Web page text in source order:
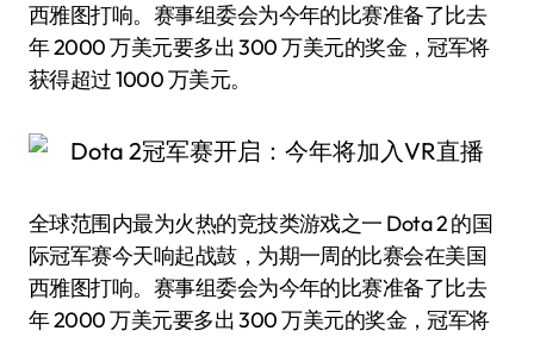
西雅图打响。赛事组委会为今年的比赛准备了比去
年 2000 万美元要多出 300 万美元的奖金，冠军将
获得超过 1000 万美元。
全球范围内最为火热的竞技类游戏之一 Dota 2 的国
际冠军赛今天响起战鼓，为期一周的比赛会在美国
西雅图打响。赛事组委会为今年的比赛准备了比去
年 2000 万美元要多出 300 万美元的奖金，冠军将